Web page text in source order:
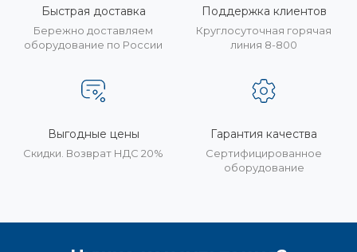
Быстрая доставка
Бережно доставляем
оборудование по России
Поддержка клиентов
Круглосуточная горячая
линия 8-800
Выгодные цены
Скидки. Возврат НДС 20%
Гарантия качества
Сертифицированное
оборудование